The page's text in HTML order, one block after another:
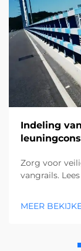
Indeling
Zorg voor
vangrails.
praktijken.
MEER